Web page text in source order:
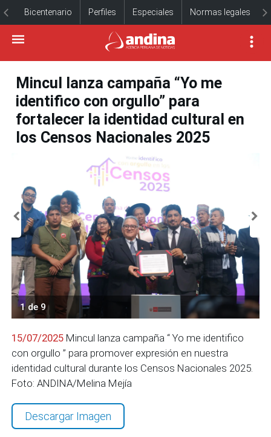
Bicentenario Perfiles Especiales Normas legales
Mincul lanza campaña “Yo me
identifico con orgullo” para
fortalecer la identidad cultural en
los Censos Nacionales 2025
1 de 9
15/07/2025 Mincul lanza campaña “ Yo me identifico
con orgullo ” para promover expresión en nuestra
identidad cultural durante los Censos Nacionales 2025.
Foto: ANDINA/Melina Mejía
Descargar Imagen